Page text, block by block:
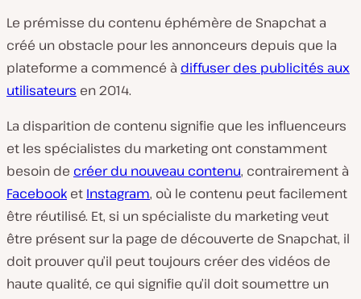
l
a
v
d
Le prémisse du contenu éphémère de Snapchat a
créé un obstacle pour les annonceurs depuis que la
plateforme a commencé à diffuser des publicités aux
utilisateurs en 2014.
La disparition de contenu signifie que les influenceurs
et les spécialistes du marketing ont constamment
besoin de créer du nouveau contenu, contrairement à
Facebook et Instagram, où le contenu peut facilement
être réutilisé. Et, si un spécialiste du marketing veut
être présent sur la page de découverte de Snapchat, il
doit prouver qu’il peut toujours créer des vidéos de
haute qualité, ce qui signifie qu’il doit soumettre un